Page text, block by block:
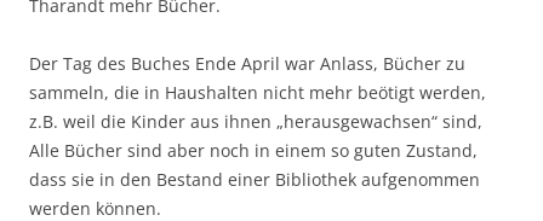
Tharandt mehr Bücher.
Der Tag des Buches Ende April war Anlass, Bücher zu
sammeln, die in Haushalten nicht mehr beötigt werden,
z.B. weil die Kinder aus ihnen „herausgewachsen“ sind,
Alle Bücher sind aber noch in einem so guten Zustand,
dass sie in den Bestand einer Bibliothek aufgenommen
werden können.